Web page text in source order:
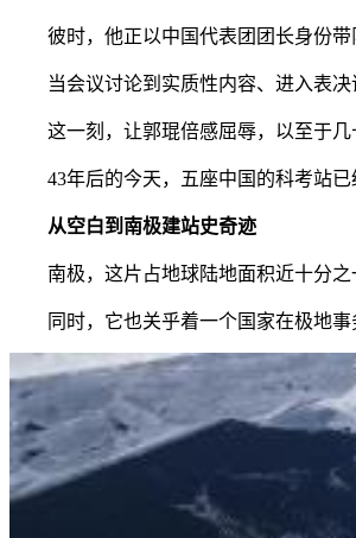
彼时，他正以中国代表团团长身份带
当会议讨论到实质性内容、进入表决
这一刻，让郭琨倍感屈辱，以至于几
43年后的今天，五座中国的科考站已
从空白到南极建站史奇迹
南极，这片占地球陆地面积近十分之
同时，它也关乎着一个国家在极地事